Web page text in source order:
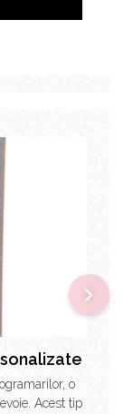
o
Acest tip